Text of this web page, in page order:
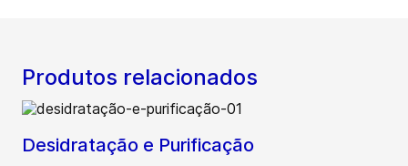
Produtos relacionados
Desidratação e Purificação